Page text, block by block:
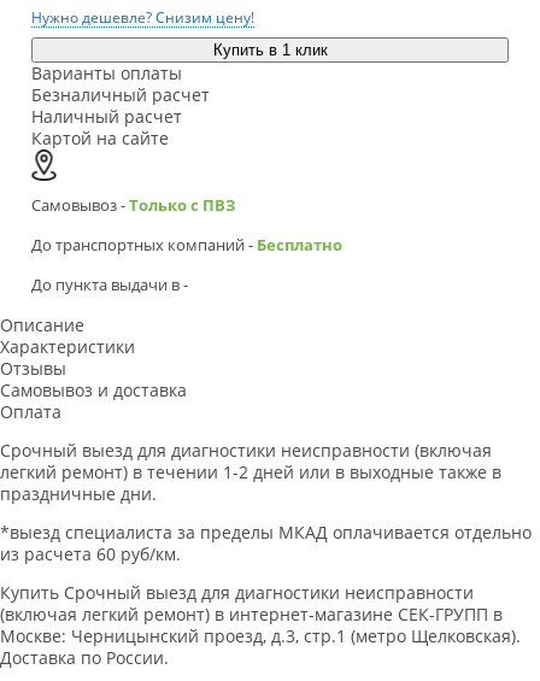
Нужно дешевле? Снизим цену!
Купить в 1 клик
Варианты оплаты
Безналичный расчет
Наличный расчет
Картой на сайте
Самовывоз -Только с ПВЗ
До транспортных компаний - Бесплатно
До пункта выдачи в-
Описание
Характеристики
Отзывы
Самовывоз и доставка
Оплата
Срочный выезд для диагностики неисправности (включая
легкий ремонт) в течении 1-2 дней или в выходные также в
праздничные дни.
*выезд специалиста за пределы МКАД оплачивается отдельно
из расчета 60 руб/км.
Купить Срочный выезд для диагностики неисправности
(включая легкий ремонт) в интернет-магазине СЕК-ГРУПП в
Москве: Черницынский проезд, д.3, стр.1 (метро Щелковская).
Доставка по России.